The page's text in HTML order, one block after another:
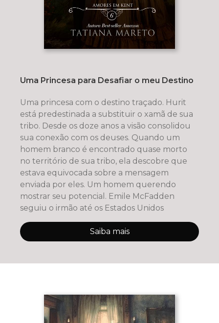
Uma Princesa para Desafiar o meu Destino
Uma princesa com o destino traçado. Hurit
está predestinada a substituir o xamã de sua
tribo. Desde os doze anos a visão consolidou
sua conexão com os deuses. Quando um
homem branco é encontrado quase morto
no território de sua tribo, ela descobre que
estava equivocada sobre a mensagem
enviada por eles. Um homem querendo
mostrar seu potencial. Emile McFadden
seguiu o irmão até os Estados Unidos
Saiba mais